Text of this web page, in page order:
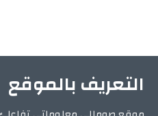
التعريف بالموقع